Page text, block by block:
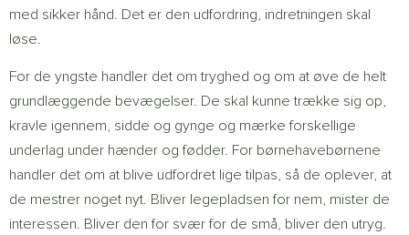
med sikker hånd. Det er den udfordring, indretningen skal
løse.
For de yngste handler det om tryghed og om at øve de helt
grundlæggende bevægelser. De skal kunne trække sig op,
kravle igennem, sidde og gynge og mærke forskellige
underlag under hænder og fødder. For børnehavebørnene
handler det om at blive udfordret lige tilpas, så de oplever, at
de mestrer noget nyt. Bliver legepladsen for nem, mister de
interessen. Bliver den for svær for de små, bliver den utryg.